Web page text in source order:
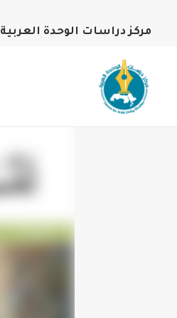
مركز دراسات الوحدة العربية